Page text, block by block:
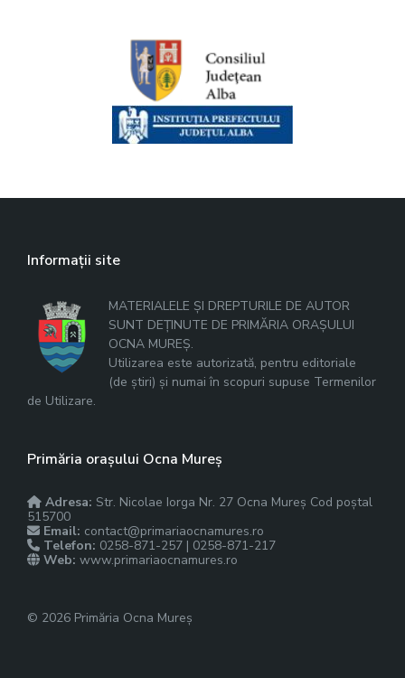
Informații site
MATERIALELE ȘI DREPTURILE DE AUTOR
SUNT DEȚINUTE DE PRIMĂRIA ORAȘULUI
OCNA MUREȘ.
Utilizarea este autorizată, pentru editoriale
(de știri) și numai în scopuri supuse Termenilor
de Utilizare.
Primăria orașului Ocna Mureș
Adresa: Str. Nicolae Iorga Nr. 27 Ocna Mureș Cod poștal
515700
Email: contact@primariaocnamures.ro
Telefon: 0258-871-257 | 0258-871-217
Web: www.primariaocnamures.ro
© 2026 Primăria Ocna Mureș